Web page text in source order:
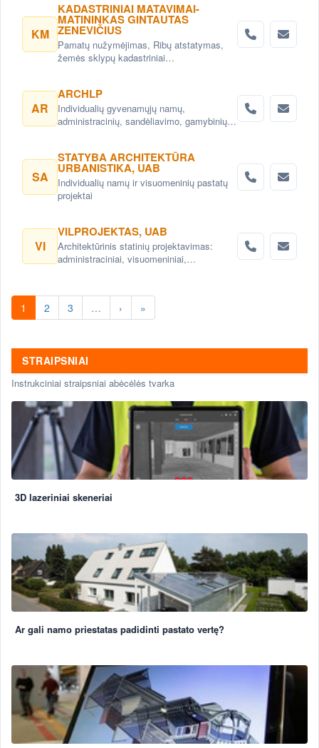
KM
KADASTRINIAI MATAVIMAI-
MATININKAS GINTAUTAS
ZENEVIČIUS
Pamatų nužymėjimas, Ribų atstatymas,
žemės sklypų kadastriniai
Vilniuje.
AR
ARCHLP
Individualių gyvenamųjų namų,
administracinių, sandėliavimo, gamybinių
projektavimas Vilnius. Namų projektavimo
paslaugos Vilnius.
SA
STATYBA ARCHITEKTŪRA
URBANISTIKA, UAB
Individualių namų ir visuomeninių pastatų
projektai
VI
VILPROJEKTAS, UAB
Architektūrinis statinių projektavimas:
administraciniai, visuomeniniai,
konsultacijos. Teritorijų planavimas,
detalieji planai. Urbanistiniai,
architektūriniai ir kraštovaizdžio projektai
1 2 3 … › »
STRAIPSNIAI
Instrukciniai straipsniai abėcėlės tvarka
3D lazeriniai skeneriai
Ar gali namo priestatas padidinti pastato vertę?